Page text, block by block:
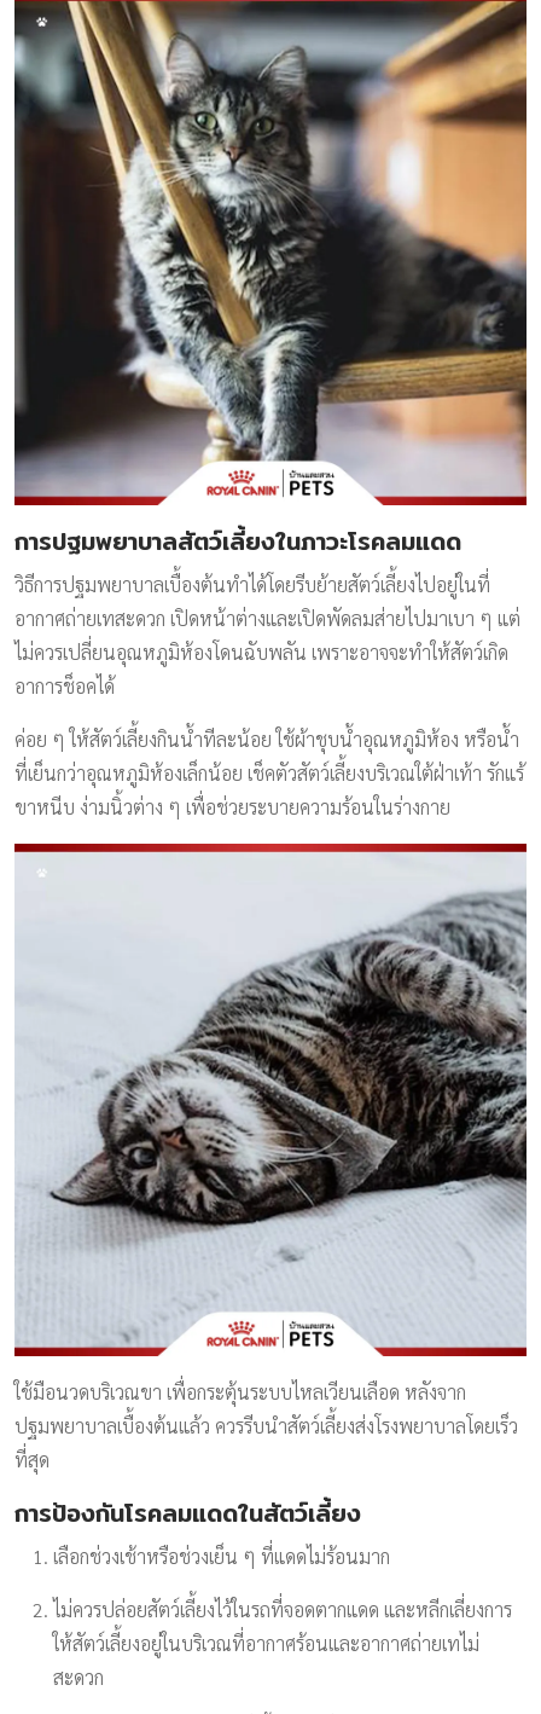
การปฐมพยาบาลสัตว์เลี้ยงในภาวะโรคลมแดด
วิธีการปฐมพยาบาลเบื้องต้นทำได้โดยรีบย้ายสัตว์เลี้ยงไปอยู่ในที่
อากาศถ่ายเทสะดวก เปิดหน้าต่างและเปิดพัดลมส่ายไปมาเบา ๆ แต่
ไม่ควรเปลี่ยนอุณหภูมิห้องโดนฉับพลัน เพราะอาจจะทำให้สัตว์เกิด
อาการช็อคได้
ค่อย ๆ ให้สัตว์เลี้ยงกินน้ำทีละน้อย ใช้ผ้าชุบน้ำอุณหภูมิห้อง หรือน้ำ
ที่เย็นกว่าอุณหภูมิห้องเล็กน้อย เช็คตัวสัตว์เลี้ยงบริเวณใต้ฝ่าเท้า รักแร้
ขาหนีบ ง่ามนิ้วต่าง ๆ เพื่อช่วยระบายความร้อนในร่างกาย
ใช้มือนวดบริเวณขา เพื่อกระตุ้นระบบไหลเวียนเลือด หลังจาก
ปฐมพยาบาลเบื้องต้นแล้ว ควรรีบนำสัตว์เลี้ยงส่งโรงพยาบาลโดยเร็ว
ที่สุด
การป้องกันโรคลมแดดในสัตว์เลี้ยง
เลือกช่วงเช้าหรือช่วงเย็น ๆ ที่แดดไม่ร้อนมาก
ไม่ควรปล่อยสัตว์เลี้ยงไว้ในรถที่จอดตากแดด และหลีกเลี่ยงการ
ให้สัตว์เลี้ยงอยู่ในบริเวณที่อากาศร้อนและอากาศถ่ายเทไม่
สะดวก